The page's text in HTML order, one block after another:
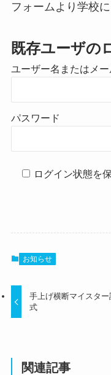
フォームより学校
既存ユーザの
ユーザー名またはメ
パスワード
ログイン状態を
お知らせ
手上げ横断マイスター
式
関連記事